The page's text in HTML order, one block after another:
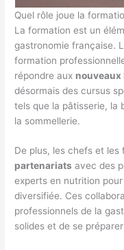
Quel rôle joue la
La formation est un
gastronomie française.
formation
répondre aux nouveaux
désormais des cursus
tels que la pâtisserie, la
la sommellerie.
De plus, les chefs et
partenariats avec des
experts en nutrition
diversifiée. Ces
professionnels de la
solides et de se